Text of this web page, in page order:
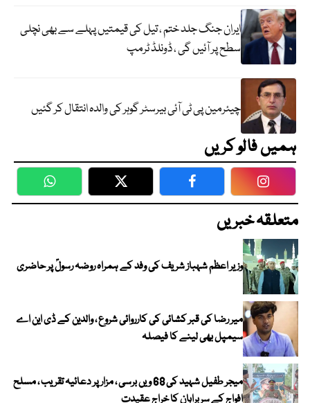
ایران جنگ جلد ختم ، تیل کی قیمتیں پہلے سے بھی نچلی
سطح پر آئیں گی ، ڈونلڈ ٹرمپ
چیئرمین پی ٹی آئی بیرسٹر گوہر کی والدہ انتقال کر گئیں
ہمیں فالو کریں
WhatsApp Twitter Facebook
متعلقہ خبریں
وزیر اعظم شہباز شریف کی وفد کے ہمراہ روضہ رسولؐ پر حاضری
میر رضا کی قبر کشائی کی کارروائی شروع ، والدین کے ڈی این اے
سیمپل بھی لینے کا فیصلہ
میجر طفیل شہید کی 68 ویں برسی ، مزار پر دعائیہ تقریب ، مسلح
افواج کے سربراہان کا خراج عقیدت